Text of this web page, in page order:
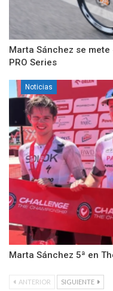
Marta Sánchez se mete
PRO Series
Noticias
Marta Sánchez 5ª en
ANTERIOR SIGUIENTE